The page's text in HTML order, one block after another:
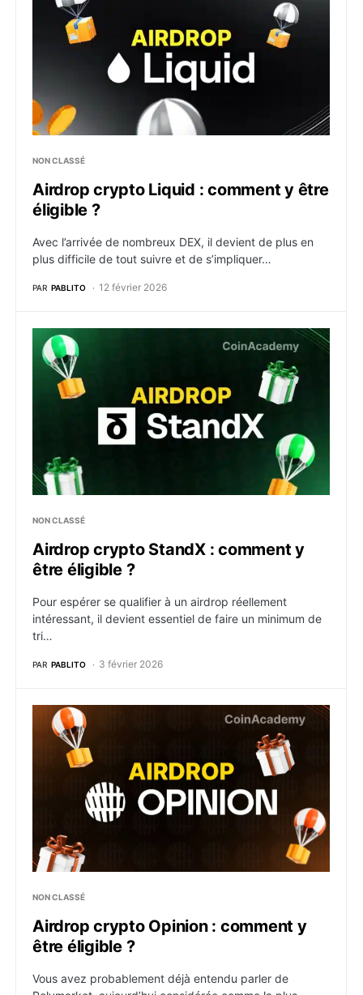
NON CLASSÉ
Airdrop crypto Liquid : comment y être
éligible ?
Avec l’arrivée de nombreux DEX, il devient de plus en
plus difficile de tout suivre et de s’impliquer…
PAR PABLITO 12 février 2026
Airdrop crypto StandX : comment y être éligible ?
NON CLASSÉ
Airdrop crypto StandX : comment y
être éligible ?
Pour espérer se qualifier à un airdrop réellement
intéressant, il devient essentiel de faire un minimum de
tri…
PAR PABLITO 3 février 2026
Airdrop crypto Opinion : comment y être éligible ?
NON CLASSÉ
Airdrop crypto Opinion : comment y
être éligible ?
Vous avez probablement déjà entendu parler de